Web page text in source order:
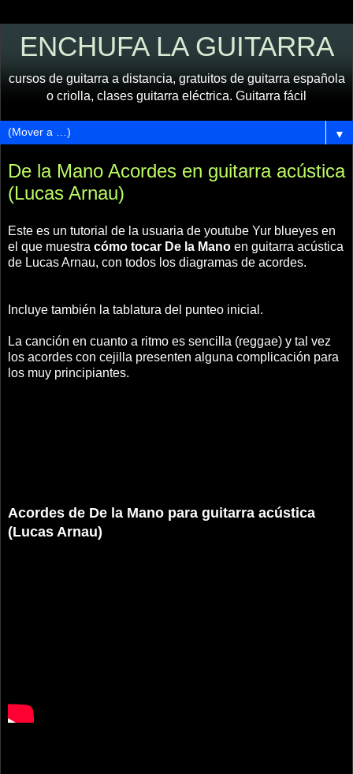
ENCHUFA LA GUITARRA
cursos de guitarra a distancia, gratuitos de guitarra española
o criolla, clases guitarra eléctrica. Guitarra fácil
▼
De la Mano Acordes en guitarra acústica
(Lucas Arnau)
Este es un tutorial de la usuaria de youtube Yur blueyes en
el que muestra cómo tocar De la Mano en guitarra acústica
de Lucas Arnau, con todos los diagramas de acordes.
Incluye también la tablatura del punteo inicial.
La canción en cuanto a ritmo es sencilla (reggae) y tal vez
los acordes con cejilla presenten alguna complicación para
los muy principiantes.
Acordes de De la Mano para guitarra acústica
(Lucas Arnau)